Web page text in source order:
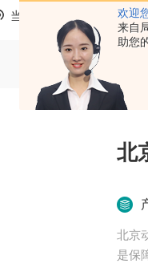
欢迎
来自
助您
当前位置： 产品
北
北京
是保